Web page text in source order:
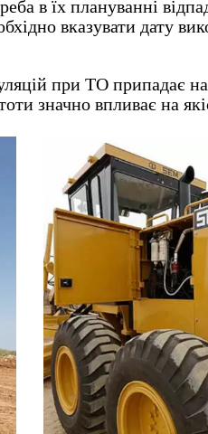
в їх плануванні
вказувати дату
при ТО припадає
значно впливає на